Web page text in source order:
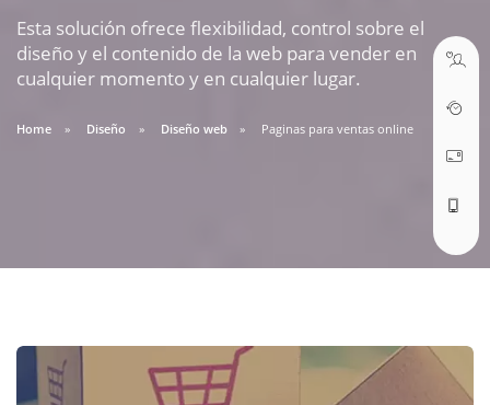
Esta solución ofrece flexibilidad, control sobre el
diseño y el contenido de la web para vender en
cualquier momento y en cualquier lugar.
Home Diseño Diseño web Paginas para ventas online
soporte@webseo.cl
ABRIR TICKET